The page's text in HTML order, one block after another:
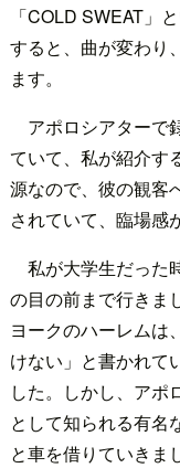
「COLD SWEAT」
すると、曲が変わり
ます。
アポロシアターで
ていて、私が紹介す
源なので、彼の観客
されていて、臨場感
私が大学生だった
の目の前まで行きま
ヨークのハーレムは
けない」と書かれて
した。しかし、アポ
として知られる有名
と車を借りていきま